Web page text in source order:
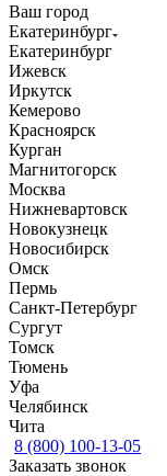
Ваш город
Екатеринбург
Екатеринбург
Ижевск
Иркутск
Кемерово
Красноярск
Курган
Магнитогорск
Москва
Нижневартовск
Новокузнецк
Новосибирск
Омск
Пермь
Санкт-Петербург
Сургут
Томск
Тюмень
Уфа
Челябинск
Чита
8 (800) 100-13-05
Заказать звонок